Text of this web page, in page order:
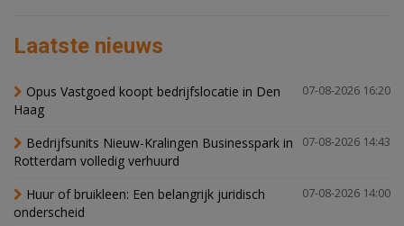
Laatste nieuws
07-08-2026 16:20
Opus Vastgoed koopt bedrijfslocatie in Den
Haag
07-08-2026 14:43
Bedrijfsunits Nieuw-Kralingen Businesspark in
Rotterdam volledig verhuurd
07-08-2026 14:00
Huur of bruikleen: Een belangrijk juridisch
onderscheid